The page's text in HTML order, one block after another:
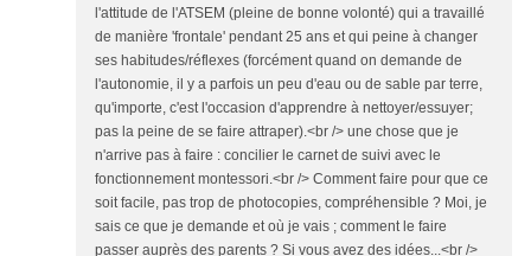
l'attitude de l'ATSEM (pleine de bonne volonté) qui a travaillé
de manière 'frontale' pendant 25 ans et qui peine à changer
ses habitudes/réflexes (forcément quand on demande de
l'autonomie, il y a parfois un peu d'eau ou de sable par terre,
qu'importe, c'est l'occasion d'apprendre à nettoyer/essuyer;
pas la peine de se faire attraper).<br /> une chose que je
n'arrive pas à faire : concilier le carnet de suivi avec le
fonctionnement montessori.<br /> Comment faire pour que ce
soit facile, pas trop de photocopies, compréhensible ? Moi, je
sais ce que je demande et où je vais ; comment le faire
passer auprès des parents ? Si vous avez des idées...<br />